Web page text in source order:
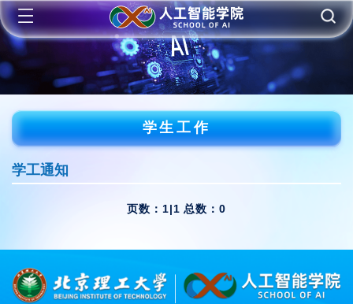
学生工作
学工通知
页数：1|1 总数：0